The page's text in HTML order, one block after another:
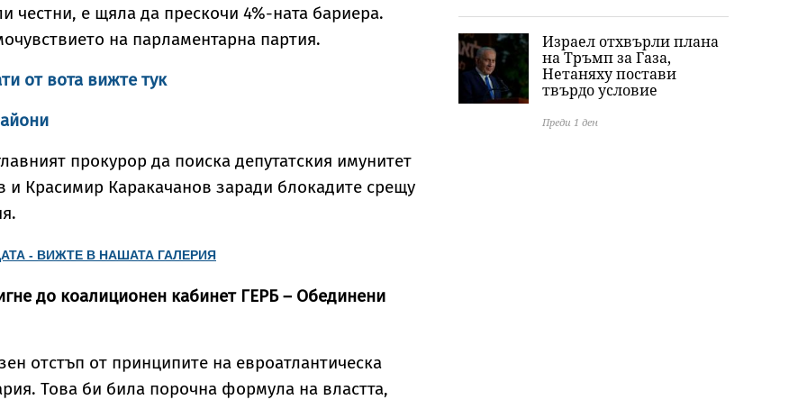
честни, е щяла да прескочи 4%-ната бариера.
на парламентарна партия.
от вота вижте тук
прокурор да поиска депутатския имунитет
и Красимир Каракачанов заради блокадите срещу
- ВИЖТЕ В НАШАТА ГАЛЕРИЯ
до коалиционен кабинет ГЕРБ – Обединени
отстъп от принципите на евроатлантическа
Това би била порочна формула на властта,
Израел отхвърли плана
на Тръмп за Газа,
Нетаняху постави
твърдо условие
Преди 1 ден